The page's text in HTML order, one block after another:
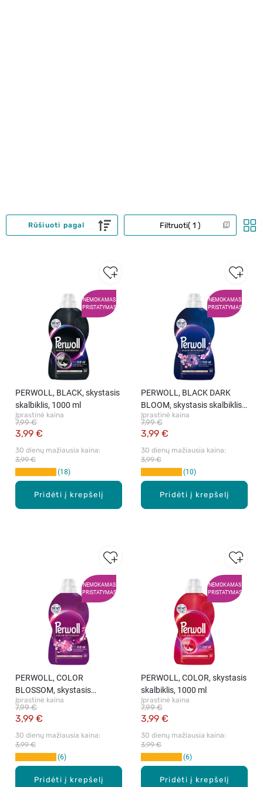
Filtruoti 1
Rūšiuoti pagal
NEMOKAMAS
PRISTATYMAS
Pridėti į krepšelį
PERWOLL, BLACK, skystasis
skalbiklis, 1000 ml
Įprastinė kaina
3,99 €
7,99 €
30 dienų mažiausia kaina:
3,99 €
18
NEMOKAMAS
PRISTATYMAS
Pridėti į krepšelį
PERWOLL, BLACK DARK
BLOOM, skystasis skalbiklis,
1000 ml
Įprastinė kaina
3,99 €
7,99 €
30 dienų mažiausia kaina:
3,99 €
10
NEMOKAMAS
PRISTATYMAS
Pridėti į krepšelį
PERWOLL, COLOR
BLOSSOM, skystasis
skalbiklis, 1000 ml
Įprastinė kaina
3,99 €
7,99 €
30 dienų mažiausia kaina:
3,99 €
6
NEMOKAMAS
PRISTATYMAS
Pridėti į krepšelį
PERWOLL, COLOR, skystasis
skalbiklis, 1000 ml
Įprastinė kaina
3,99 €
7,99 €
30 dienų mažiausia kaina:
3,99 €
6